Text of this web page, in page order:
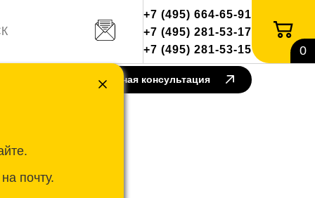
+7 (495) 664-65-91
+7 (495) 281-53-17
+7 (495) 281-53-15
0
Бесплатная консультация
почту.